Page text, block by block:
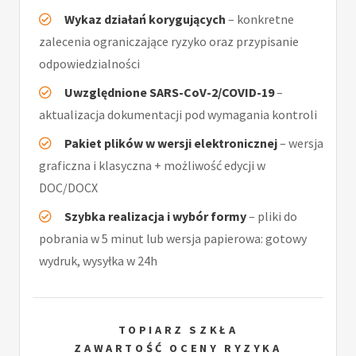
Wykaz działań korygujących – konkretne
zalecenia ograniczające ryzyko oraz przypisanie
odpowiedzialności
Uwzględnione SARS-CoV-2/COVID-19–
aktualizacja dokumentacji pod wymagania kontroli
Pakiet plików w wersji elektronicznej– wersja
graficzna i klasyczna + możliwość edycji w
DOC/DOCX
Szybka realizacja i wybór formy– pliki do
pobrania w 5 minut lub wersja papierowa: gotowy
wydruk, wysyłka w 24h
TOPIARZ SZKŁA
ZAWARTOŚĆ OCENY RYZYKA